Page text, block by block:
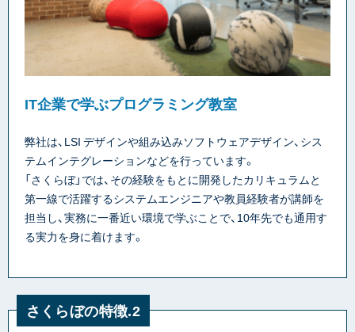
IT企業で学ぶプログラミング教室
弊社は、LSI デザインや組み込みソフトウェアデザイン、シス
テムインテグレーションなどを行っています。
「さくらぼ」では、その経験をもとに開発したカリキュラムと
第一線で活躍するシステムエンジニアや教員経験者が講師を
担当し、実務に一番近い環境で学ぶことで、10年先でも通用す
る実力を身に着けます。
さくらぼの特徴.2